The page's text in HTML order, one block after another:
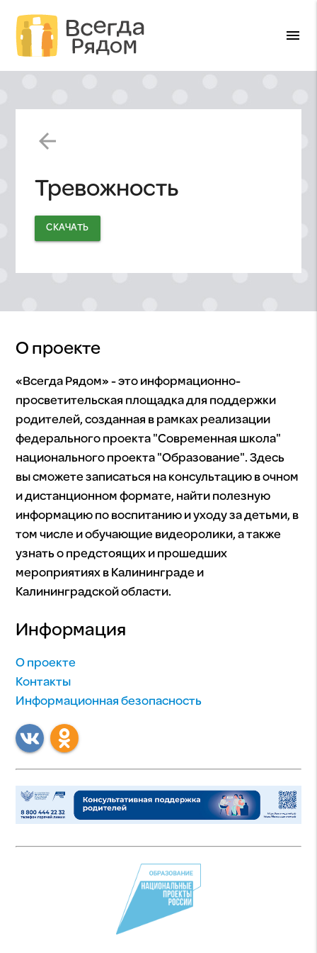
menu
arrow_back
Тревожность
СКАЧАТЬ
О проекте
«Всегда Рядом» - это информационно-
просветительская площадка для поддержки
родителей, созданная в рамках реализации
федерального проекта "Современная школа"
национального проекта "Образование". Здесь
вы сможете записаться на консультацию в очном
и дистанционном формате, найти полезную
информацию по воспитанию и уходу за детьми, в
том числе и обучающие видеоролики, а также
узнать о предстоящих и прошедших
мероприятиях в Калининграде и
Калининградской области.
Информация
О проекте
Контакты
Информационная безопасность